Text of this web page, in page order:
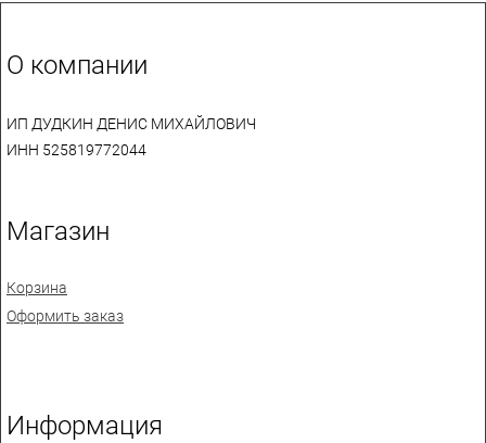
О компании
ИП ДУДКИН ДЕНИС МИХАЙЛОВИЧ
ИНН 525819772044
Магазин
Корзина
Оформить заказ
Информация